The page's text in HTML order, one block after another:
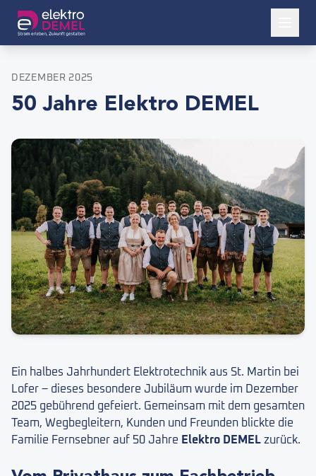
DEZEMBER 2025
50 Jahre Elektro DEMEL
Ein halbes Jahrhundert Elektrotechnik aus St. Martin bei
Lofer – dieses besondere Jubiläum wurde im Dezember
2025 gebührend gefeiert. Gemeinsam mit dem gesamten
Team, Wegbegleitern, Kunden und Freunden blickte die
Familie Fernsebner auf 50 Jahre Elektro DEMEL zurück.